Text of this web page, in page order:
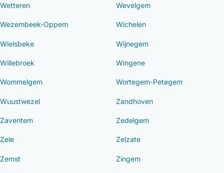
Wetteren Wevelgem
Wezembeek-Oppem Wichelen
Wielsbeke Wijnegem
Willebroek Wingene
Wommelgem Wortegem-Petegem
Wuustwezel Zandhoven
Zaventem Zedelgem
Zele Zelzate
Zemst Zingem